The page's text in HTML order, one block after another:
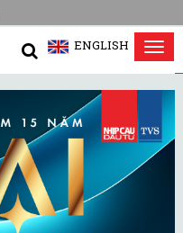
ENGLISH